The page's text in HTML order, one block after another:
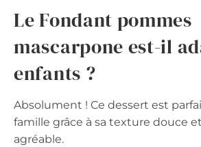
Le Fondant pommes
mascarpone est-il
enfants ?
Absolument ! Ce dessert est
famille grâce à sa texture douce
agréable.